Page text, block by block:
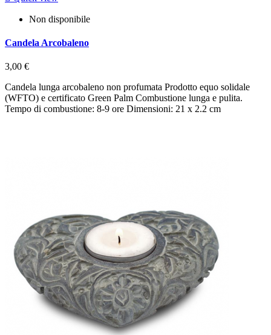
Non disponibile
Candela Arcobaleno
3,00 €
Candela lunga arcobaleno non profumata Prodotto equo solidale
(WFTO) e certificato Green Palm Combustione lunga e pulita.
Tempo di combustione: 8-9 ore Dimensioni: 21 x 2.2 cm